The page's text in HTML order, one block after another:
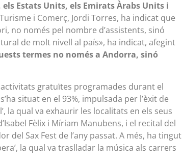
els Estats Units, els Emirats Àrabs Units i
i Comerç, Jordi Torres, ha indicat que
no només pel nombre d’assistents, sinó
de molt nivell al país», ha indicat, afegint
termes no només a Andorra, sinó
gratuïtes programades durant el
situat en el 93%, impulsada per l’èxit de
la qual va exhaurir les localitats en els seus
Fèlix i Míriam Manubens, i el recital del
del Sax Fest de l’any passat. A més, ha tingut
la qual va traslladar la música als carrers